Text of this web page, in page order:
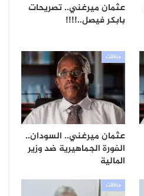
عثمان ميرغني.. تصريحات
بابكر فيصل..!!!!
مقالات
عثمان ميرغني.. السودان..
الفورة الجماهيرية ضد وزير
المالية
مقالات